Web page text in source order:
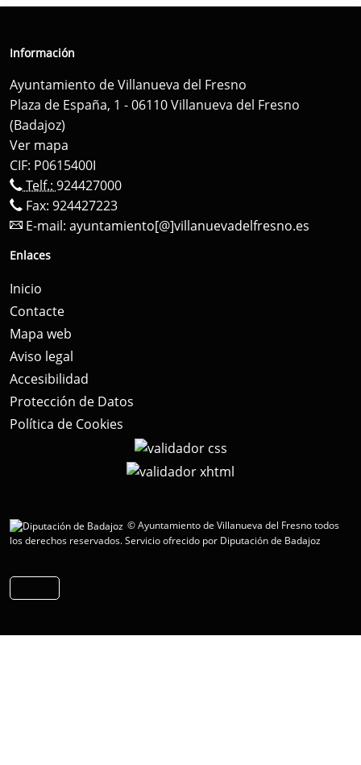
Información
Ayuntamiento de Villanueva del Fresno
Plaza de España, 1 - 06110 Villanueva del Fresno
(Badajoz)
Ver mapa
CIF: P0615400I
Telf.: 924427000
Fax: 924427223
E-mail: ayuntamiento[@]villanuevadelfresno.es
Enlaces
Inicio
Contacte
Mapa web
Aviso legal
Accesibilidad
Protección de Datos
Política de Cookies
© Ayuntamiento de Villanueva del Fresno todos
los derechos reservados.Servicio ofrecido por Diputación de Badajoz